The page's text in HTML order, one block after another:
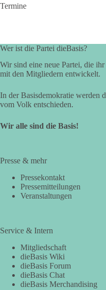
Termine
Wer ist die Partei dieBasis?
Wir sind eine neue Partei, die
mit den Mitgliedern entwickelt.
In der Basisdemokratie werden
vom Volk entschieden.
Wir alle sind die Basis!
Presse & mehr
Pressekontakt
Pressemitteilungen
Veranstaltungen
Service & Intern
Mitgliedschaft
dieBasis Wiki
dieBasis Forum
dieBasis Chat
dieBasis Merchandising